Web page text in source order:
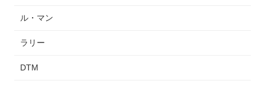
ル・マン
ラリー
DTM